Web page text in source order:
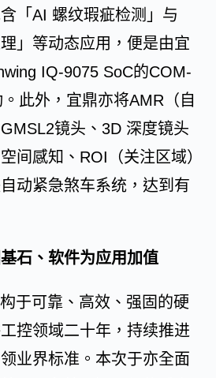
「AI 螺纹瑕疵检测」与
」等动态应用，便是由宜
IQ-9075 SoC的COM-
此外，宜鼎亦将AMR（自
镜头、3D 深度镜头
间感知、ROI（关注区域）
动紧急煞车系统，达到有
石、软件为应用加值
于可靠、高效、强固的硬
控领域二十年，持续推进
业界标准。本次于亦全面